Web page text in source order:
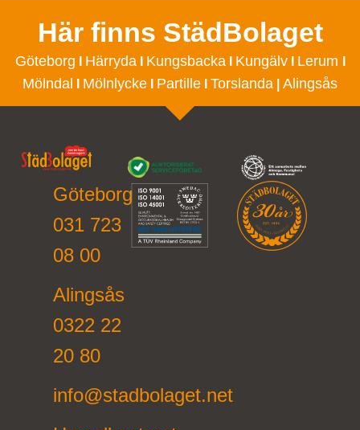
Här finns StädBolaget
Göteborg HärrydaI KungsbackaI KungälvI Lerum
Mölndal Mölnlycke Partille Torslanda Alingsås
Göteborg
031 723
08 00
Alingsås
0322 22
20 80
info@stadbolaget.net